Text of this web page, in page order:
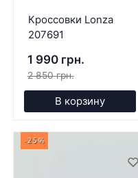
Кроссовки Lonza
207691
1 990 грн.
2 850 грн.
В корзину
-25%